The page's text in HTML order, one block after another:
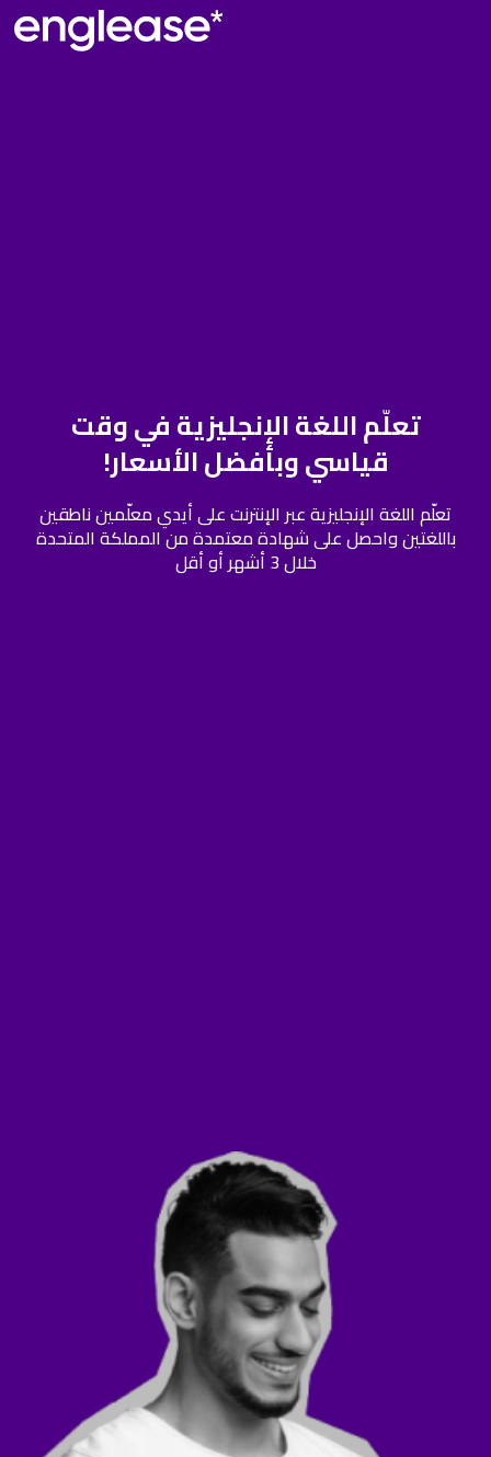
تعلّم اللغة الإنجليزية في وقت
قياسي وبأفضل الأسعار!
تعلّم اللغة الإنجليزية عبر الإنترنت على أيدي معلّمين ناطقين
باللغتين واحصل على شهادة معتمدة من المملكة المتحدة
خلال 3 أشهر أو أقل